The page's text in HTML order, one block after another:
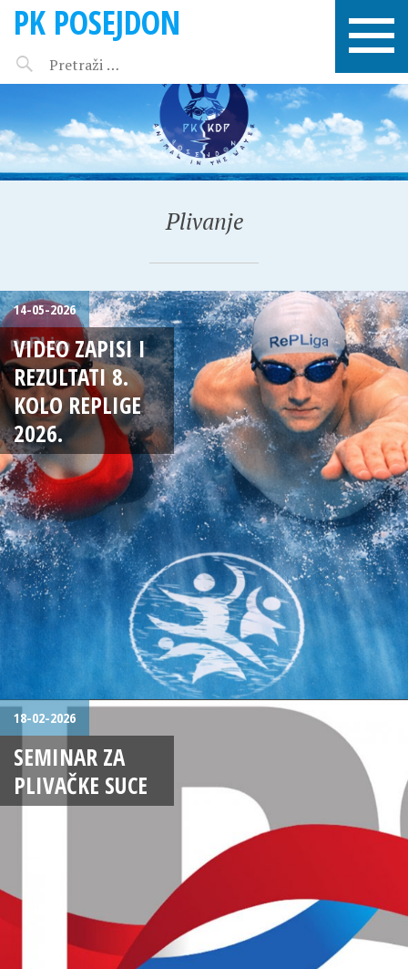
PK POSEJDON
Plivanje
14-05-2026
VIDEO ZAPISI I
REZULTATI 8.
KOLO REPLIGE
2026.
18-02-2026
SEMINAR ZA
PLIVAČKE SUCE